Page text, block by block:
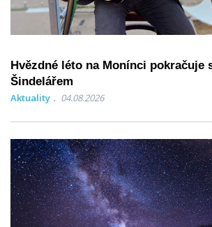
Hvězdné léto na Monínci pokračuje
Šindelářem
Aktuality 04.08.2026